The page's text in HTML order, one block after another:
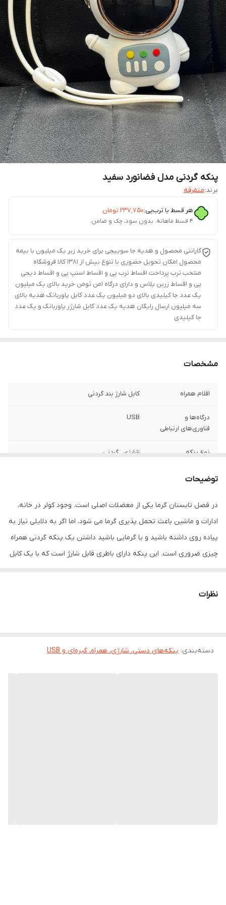
پنکه گردنی مدل فضانورد سفید
برند:متفرقه
هر قسط با ترب‌پی:۲۳۷٬۷۵۰ تومان
۴ قسط ماهانه. بدون سود، چک و ضامن.
گارانتی محصول و هدیه جا سوییچی برای خرید زیر یک میلیون با بیمه
محصول امکان تحویل حضوری با تنوع بیش از 1381 کالا فروشگاه
منتخب ترب پرداخت اقساط ترب پی و اقساط اسنپ پی و اقساط دیجی
پی و اقساط زرین پلاس و دارای درگاه امن تومن خرید بالای یک میلیون
یک عدد جا کیلیدی بالای دو میلیون یک عدد کابل پاوربانک هدیه بالای
سه میلیون ارسال رایگان هدیه یک عدد کابل شارژر پاوربانک و یک عدد
جا کیلیدی
مشخصات
اقلام همراه کابل شارژ بند گردنی
درگاه‌ها و
فناوری‌های ارتباطی
USB
نوع پنکه شارژی , گردنی
مورد استفاده
قابلیت‌های پنکه بند آویز گردنی , کابل همراه
قابلیت تنظیم
توضیحات
در فصل تابستان گرما یکی از معضلات اصلی است. وجود کولر در خانه،
ادارات و ماشین باعث تحمل پذیری گرما می شود. اما اگر به دلایلی نیاز به
پیاده روی داشته باشید و یا گرمایی باشید داشتن یک پنکه گردنی همراه
چیزی ضروری است. این پنکه دارای باطری قابل شارژ است که با یک کابل
اندازه است.
نظرات
دسته‌بندی: پنکه‌های دستی، شارژی، همراه، گیره‌ای و USB